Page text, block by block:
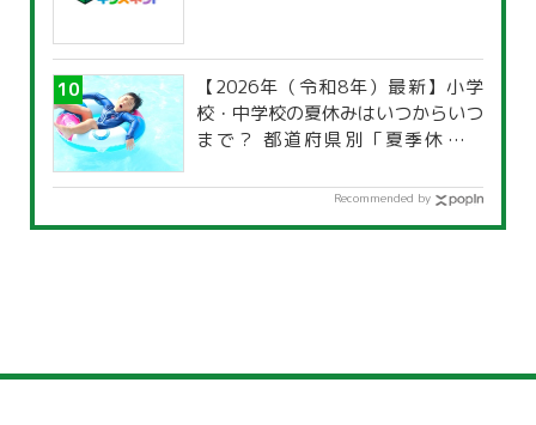
【2026年（令和8年）最新】小学
校・中学校の夏休みはいつからいつ
まで？ 都道府県別「夏季休暇一
Recommended by